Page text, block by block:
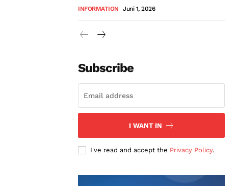
INFORMATION Juni 1, 2026
Subscribe
I WANT IN
I've read and accept the Privacy Policy.